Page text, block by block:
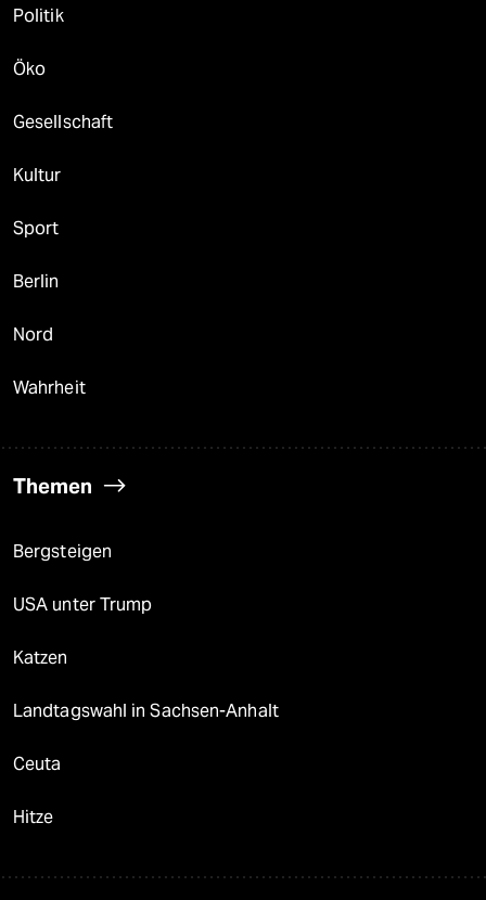
Politik
Öko
Gesellschaft
Kultur
Sport
Berlin
Nord
Wahrheit
Themen
Bergsteigen
USA unter Trump
Katzen
Landtagswahl in Sachsen-Anhalt
Ceuta
Hitze